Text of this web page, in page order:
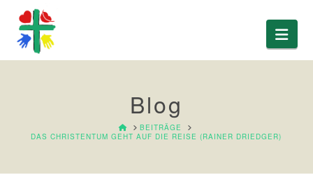
Blog
HOMEBEITRÄGE
DAS CHRISTENTUM GEHT AUF DIE REISE (RAINER DRIEDGER)